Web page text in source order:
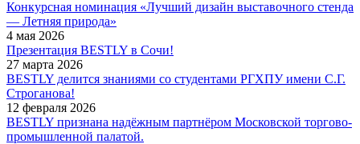
Конкурсная номинация «Лучший дизайн выставочного стенда
— Летняя природа»
4 мая 2026
Презентация BESTLY в Сочи!
27 марта 2026
BESTLY делится знаниями со студентами РГХПУ имени С.Г.
Строганова!
12 февраля 2026
BESTLY признана надёжным партнёром Московской торгово-
промышленной палатой.